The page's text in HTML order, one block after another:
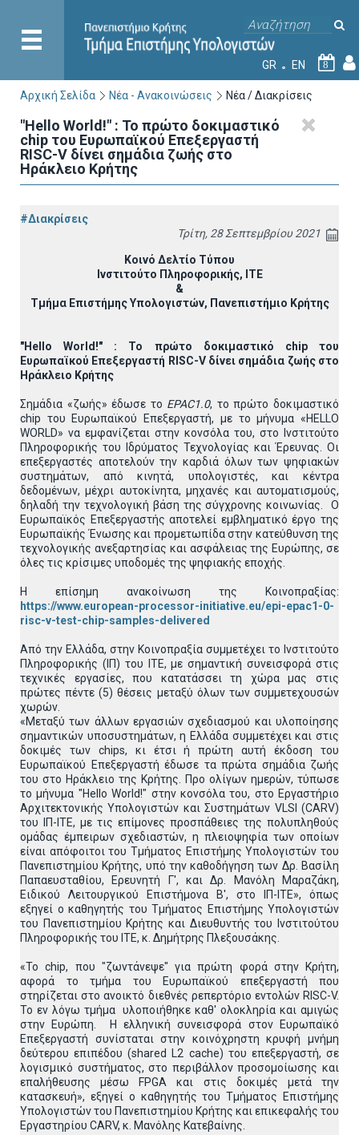
GR EN 8
Αρχική Σελίδα Νέα - Ανακοινώσεις Νέα / Διακρίσεις
"Hello World!" : Το πρώτο δοκιμαστικό
chip του Ευρωπαϊκού Επεξεργαστή
RISC-V δίνει σημάδια ζωής στο
Ηράκλειο Κρήτης
#Διακρίσεις
Τρίτη, 28 Σεπτεμβρίου 2021
Κοινό Δελτίο Τύπου
Ινστιτούτο Πληροφορικής, ΙΤΕ
&
Τμήμα Επιστήμης Υπολογιστών, Πανεπιστήμιο Κρήτης
"Hello World !" : Το πρώτο δοκιμαστικό chipτου
Ευρωπαϊκού Επεξεργαστή RISC-Vδίνει σημάδια ζωής στο
Ηράκλειο Κρήτης
Σημάδια «ζωής» έδωσε το EPAC1.0, το πρώτο δοκιμαστικό
chip του Ευρωπαϊκού Επεξεργαστή, με το μήνυμα «HELLO
WORLD» να εμφανίζεται στην κονσόλα του, στο Ινστιτούτο
Πληροφορικής του Ιδρύματος Τεχνολογίας και Έρευνας. Οι
επεξεργαστές αποτελούν την καρδιά όλων των ψηφιακών
συστημάτων, από κινητά, υπολογιστές, και κέντρα
δεδομένων, μέχρι αυτοκίνητα, μηχανές και αυτοματισμούς,
δηλαδή την τεχνολογική βάση της σύγχρονης κοινωνίας. Ο
Ευρωπαϊκός Επεξεργαστής αποτελεί εμβληματικό έργο της
Ευρωπαϊκής Ένωσης και προμετωπίδα στην κατεύθυνση της
τεχνολογικής ανεξαρτησίας και ασφάλειας της Ευρώπης, σε
όλες τις κρίσιμες υποδομές της ψηφιακής εποχής.
Η επίσημη ανακοίνωση της Κοινοπραξίας:
https://www.european-processor-initiative.eu/epi-epac1-0-
risc-v-test-chip-samples-delivered
Από την Ελλάδα, στην Κοινοπραξία συμμετέχει το Ινστιτούτο
Πληροφορικής (ΙΠ) του ΙΤΕ, με σημαντική συνεισφορά στις
τεχνικές εργασίες, που κατατάσσει τη χώρα μας στις
πρώτες πέντε (5) θέσεις μεταξύ όλων των συμμετεχουσών
χωρών.
«Μεταξύ των άλλων εργασιών σχεδιασμού και υλοποίησης
σημαντικών υποσυστημάτων, η Ελλάδα συμμετέχει και στις
δοκιμές των chips, κι έτσι ή πρώτη αυτή έκδοση του
Ευρωπαϊκού Επεξεργαστή έδωσε τα πρώτα σημάδια ζωής
του στο Ηράκλειο της Κρήτης. Προ ολίγων ημερών, τύπωσε
το μήνυμα "Hello World!" στην κονσόλα του, στο Εργαστήριο
Αρχιτεκτονικής Υπολογιστών και Συστημάτων VLSI (CARV)
του ΙΠ-ΙΤΕ, με τις επίμονες προσπάθειες της πολυπληθούς
ομάδας έμπειρων σχεδιαστών, η πλειοψηφία των οποίων
είναι απόφοιτοι του Τμήματος Επιστήμης Υπολογιστών του
Πανεπιστημίου Κρήτης, υπό την καθοδήγηση των Δρ. Βασίλη
Παπαευσταθίου, Ερευνητή Γ', και Δρ. Μανόλη Μαραζάκη,
Ειδικού Λειτουργικού Επιστήμονα Β', στο ΙΠ-ΙΤΕ», όπως
εξηγεί ο καθηγητής του Τμήματος Επιστήμης Υπολογιστών
του Πανεπιστημίου Κρήτης και Διευθυντής του Ινστιτούτου
Πληροφορικής του ΙΤΕ, κ. Δημήτρης Πλεξουσάκης.
«Το chip, που "ζωντάνεψε" για πρώτη φορά στην Κρήτη,
αφορά το τμήμα του Ευρωπαϊκού επεξεργαστή που
στηρίζεται στο ανοικτό διεθνές ρεπερτόριο εντολών RISC-V.
Το εν λόγω τμήμα υλοποιήθηκε καθ' ολοκληρία και αμιγώς
στην Ευρώπη. Η ελληνική συνεισφορά στον Ευρωπαϊκό
Επεξεργαστή συνίσταται στην κοινόχρηστη κρυφή μνήμη
δεύτερου επιπέδου (shared L2 cache) του επεξεργαστή, σε
λογισμικό συστήματος, στο περιβάλλον προσομοίωσης και
επαλήθευσης μέσω FPGA και στις δοκιμές μετά την
κατασκευή», εξηγεί ο καθηγητής του Τμήματος Επιστήμης
Υπολογιστών του Πανεπιστημίου Κρήτης και επικεφαλής του
Εργαστηρίου CARV, κ. Μανόλης Κατεβαίνης.